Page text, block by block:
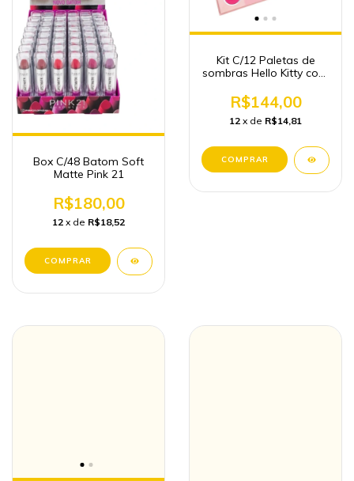
Box C/48 Batom Soft
Matte Pink 21
R$180,00
12 x de R$18,52
Kit C/12 Paletas de
sombras Hello Kitty com
R$144,00
12 x de R$14,81